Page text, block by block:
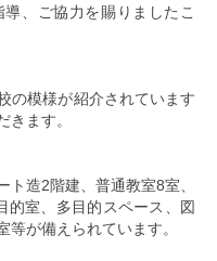
、ご協力を賜りましたこ
の模様が紹介されています
ます。
造2階建、普通教室8室、
的室、多目的スペース、図
が備えられています。